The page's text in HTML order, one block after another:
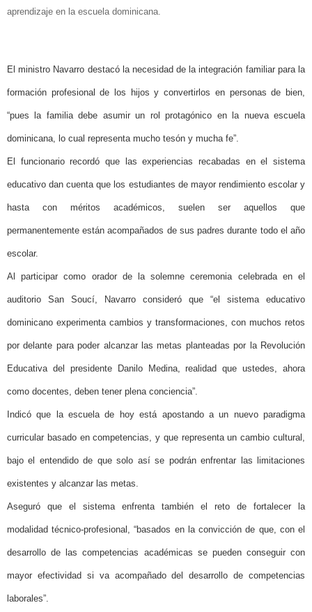
aprendizaje en la escuela dominicana.
El ministro Navarro destacó la necesidad de la integración familiar para la
formación profesional de los hijos y convertirlos en personas de bien,
“pues la familia debe asumir un rol protagónico en la nueva escuela
dominicana, lo cual representa mucho tesón y mucha fe”.
El funcionario recordó que las experiencias recabadas en el sistema
educativo dan cuenta que los estudiantes de mayor rendimiento escolar y
hasta con méritos académicos, suelen ser aquellos que
permanentemente están acompañados de sus padres durante todo el año
escolar.
Al participar como orador de la solemne ceremonia celebrada en el
auditorio San Soucí, Navarro consideró que “el sistema educativo
dominicano experimenta cambios y transformaciones, con muchos retos
por delante para poder alcanzar las metas planteadas por la Revolución
Educativa del presidente Danilo Medina, realidad que ustedes, ahora
como docentes, deben tener plena conciencia”.
Indicó que la escuela de hoy está apostando a un nuevo paradigma
curricular basado en competencias, y que representa un cambio cultural,
bajo el entendido de que solo así se podrán enfrentar las limitaciones
existentes y alcanzar las metas.
Aseguró que el sistema enfrenta también el reto de fortalecer la
modalidad técnico-profesional, “basados en la convicción de que, con el
desarrollo de las competencias académicas se pueden conseguir con
mayor efectividad si va acompañado del desarrollo de competencias
laborales”.